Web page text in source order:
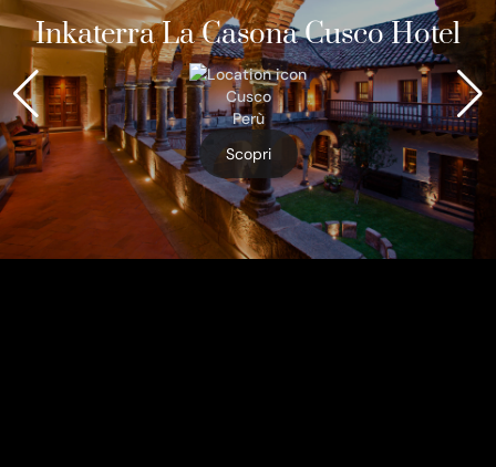
Inkaterra La Casona Cusco Hotel
Cusco
Perù
Scopri